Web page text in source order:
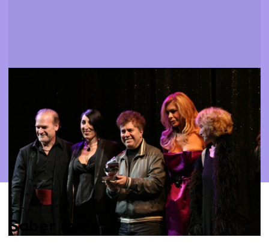
Convidados
Personalidades do mundo do cinema presentes
Mais informação
Saber mais